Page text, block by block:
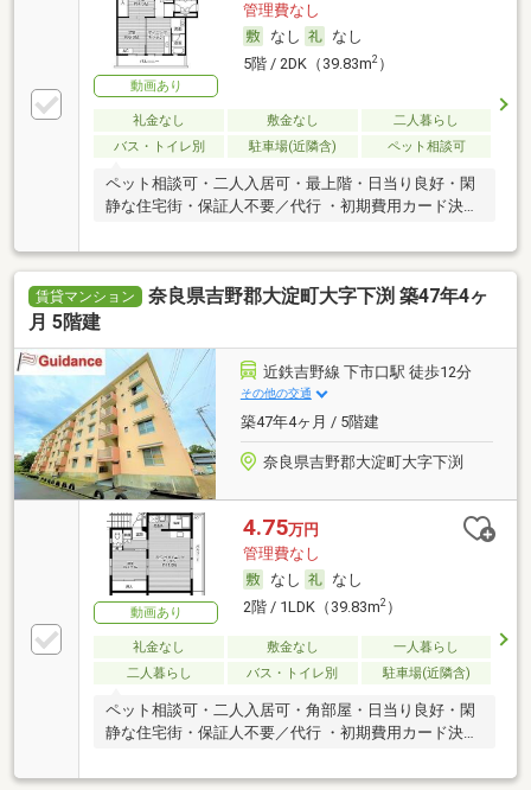
動画あり
管理費なし
なし
なし
5階 / 2DK（39.83m2）
礼金なし 敷金なし
二人暮らし
バス・トイレ別
駐車場(近隣含) ペット相談可
ペット相談可・二人入居可・最上階・日当り良好・閑
静な住宅街・保証人不要／代行 ・初期費用カード決済
賃貸マンション
奈良県吉野郡大淀町大字下渕 築47年4ヶ
月 5階建
近鉄吉野線 下市口駅 徒歩12分
その他の交通
築47年4ヶ月 / 5階建
奈良県吉野郡大淀町大字下渕
動画あり
4.75万円
管理費なし
なし
なし
2階 / 1LDK（39.83m2）
礼金なし 敷金なし
一人暮らし
二人暮らし
バス・トイレ別 駐車場(近隣含)
ペット相談可・二人入居可・角部屋・日当り良好・閑
静な住宅街・保証人不要／代行 ・初期費用カード決済